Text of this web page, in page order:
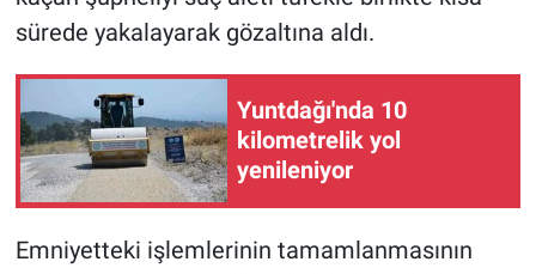
sürede yakalayarak gözaltına aldı.
Yuntdağı'nda 10
kilometrelik yol
yenileniyor
Emniyetteki işlemlerinin tamamlanmasının